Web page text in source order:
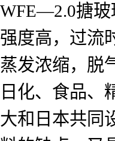
WFE—2.0搪玻
强度高，过流
蒸发浓缩，脱
日化、食品、
大和日本共同